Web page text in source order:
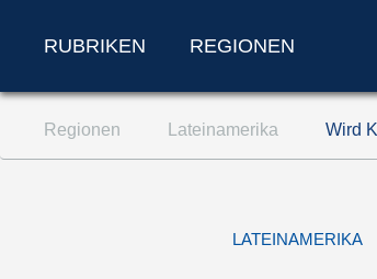
Zum Inhalt springen
Zur Suche springen (Accesskey
RUBRIKEN REGIONEN
Regionen Lateinamerika Wird
LATEINAMERIKA